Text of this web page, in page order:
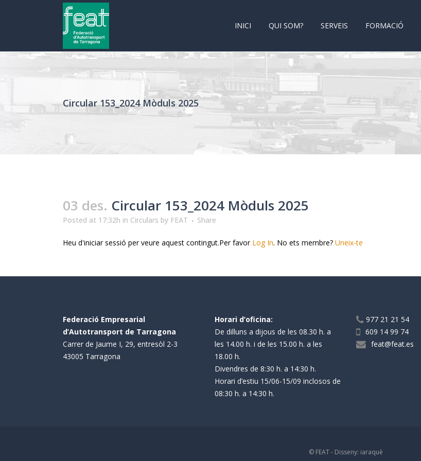
INICI QUI SOM? SERVEIS FORMACIÓ
Circular 153_2024 Mòduls 2025
03 des. Circular 153_2024 Mòduls 2025
Posted at 17:32h in Circulars by FEAT Share
Heu d'iniciar sessió per veure aquest contingut.Per favor Log In. No ets membre? Uneix-te
Federació Empresarial
d’Autotransport de Tarragona
Carrer de Jaume I, 29, entresòl 2-3
43005 Tarragona
Horari d’oficina:
De dilluns a dijous de les 08.30 h. a
les 14.00 h. i de les 15.00 h. a les
18.00 h.
Divendres de 8:30 h. a 14:30 h.
Horari d’estiu 15/06-15/09 inclosos de
08:30 h. a 14:30 h.
977 21 21 54
609 14 99 74
feat@feat.es
© FEAT - Disseny: iaraquè